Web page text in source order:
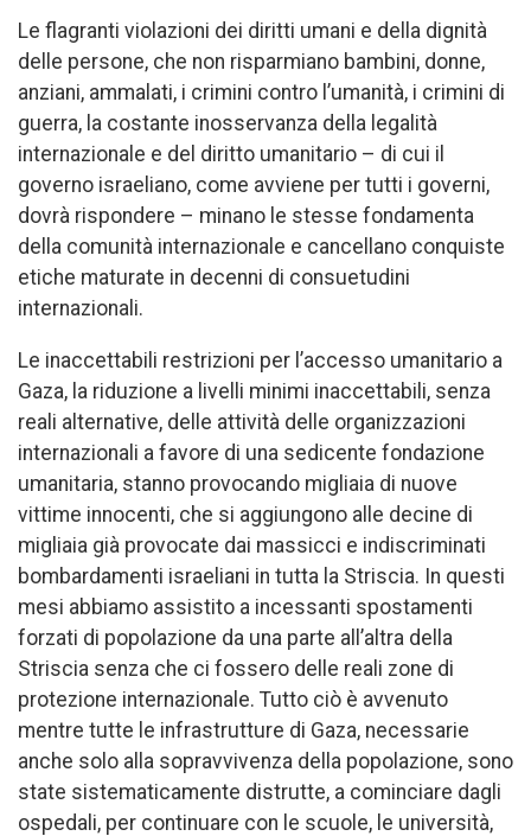
Le flagranti violazioni dei diritti umani e della dignità
delle persone, che non risparmiano bambini, donne,
anziani, ammalati, i crimini contro l’umanità, i crimini di
guerra, la costante inosservanza della legalità
internazionale e del diritto umanitario – di cui il
governo israeliano, come avviene per tutti i governi,
dovrà rispondere – minano le stesse fondamenta
della comunità internazionale e cancellano conquiste
etiche maturate in decenni di consuetudini
internazionali.
Le inaccettabili restrizioni per l’accesso umanitario a
Gaza, la riduzione a livelli minimi inaccettabili, senza
reali alternative, delle attività delle organizzazioni
internazionali a favore di una sedicente fondazione
umanitaria, stanno provocando migliaia di nuove
vittime innocenti, che si aggiungono alle decine di
migliaia già provocate dai massicci e indiscriminati
bombardamenti israeliani in tutta la Striscia. In questi
mesi abbiamo assistito a incessanti spostamenti
forzati di popolazione da una parte all’altra della
Striscia senza che ci fossero delle reali zone di
protezione internazionale. Tutto ciò è avvenuto
mentre tutte le infrastrutture di Gaza, necessarie
anche solo alla sopravvivenza della popolazione, sono
state sistematicamente distrutte, a cominciare dagli
ospedali, per continuare con le scuole, le università,